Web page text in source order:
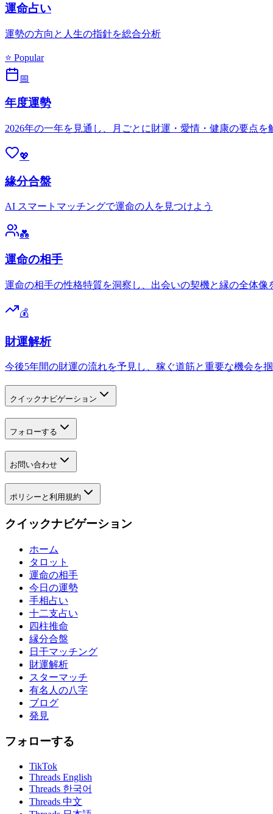
運命占い
運勢の方向と人生の指針を総合分析
⭐ Popular
📅
年度運勢
2026年の一年を見通し、月ごとに財運・愛情・健康の要点を
💖
緣分合盤
AI スマートマッチングで運命の人を見つけよう
💑
運命の相手
運命の相手の性格特質を洞察し、出会いの契機と縁の全体像
💰
財運解析
今後5年間の財運の流れを予見し、稼ぐ道筋と重要な機会を
クイックナビゲーション
フォローする
お問い合わせ
ポリシーと利用規約
クイックナビゲーション
ホーム
タロット
運命の相手
今日の運勢
手相占い
十二支占い
四柱推命
縁分合盤
日干マッチング
財運解析
スターマッチ
有名人の八字
ブログ
発見
フォローする
TikTok
Threads English
Threads 한국어
Threads 中文